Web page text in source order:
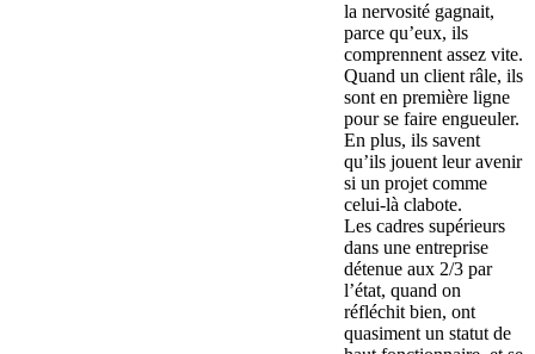
la nervosité gagnait,
parce qu’eux, ils
comprennent assez vite.
Quand un client râle, ils
sont en première ligne
pour se faire engueuler.
En plus, ils savent
qu’ils jouent leur avenir
si un projet comme
celui-là clabote.
Les cadres supérieurs
dans une entreprise
détenue aux 2/3 par
l’état, quand on
réfléchit bien, ont
quasiment un statut de